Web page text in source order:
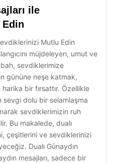
ile
Mutlu Edin
müjdeleyen, umut ve
sevdiklerimize
gününe neşe katmak,
bir fırsattır. Özellikle
sevgi dolu bir selamlaşma
sevdiklerimizin ruh
Bu makalede, dualı
çeşitlerini ve sevdiklerinizi
Dualı Günaydın
mesajları, sadece bir